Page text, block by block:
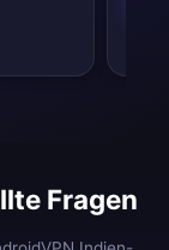
Fragen